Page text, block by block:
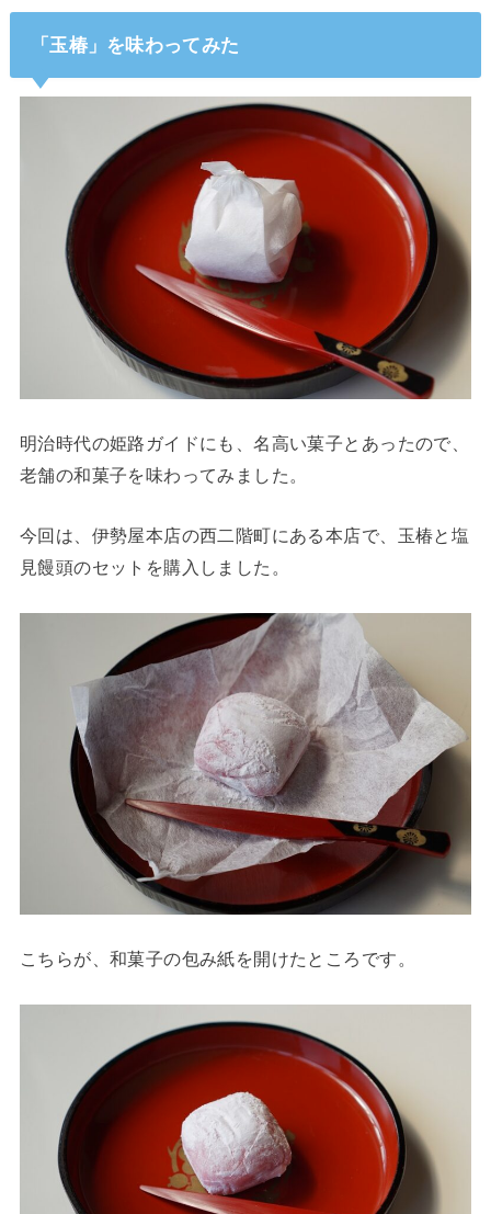
「玉椿」を味わってみた
明治時代の姫路ガイドにも、名高い菓子とあったので、
老舗の和菓子を味わってみました。
今回は、伊勢屋本店の西二階町にある本店で、玉椿と塩
見饅頭のセットを購入しました。
こちらが、和菓子の包み紙を開けたところです。